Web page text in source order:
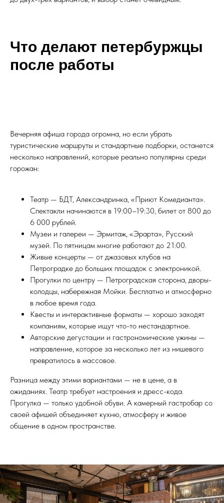
Что делают петербуржцы
после работы
Вечерняя афиша города огромна, но если убрать
туристические маршруты и стандартные подборки, останется
несколько направлений, которые реально популярны среди
горожан:
Театр — БДТ, Александринка, «Приют Комедианта».
Спектакли начинаются в 19:00–19:30, билет от 800 до
6 000 рублей.
Музеи и галереи — Эрмитаж, «Эрарта», Русский
музей. По пятницам многие работают до 21:00.
Живые концерты — от джазовых клубов на
Петроградке до больших площадок с электроникой.
Прогулки по центру — Петроградская сторона, дворы-
колодцы, набережная Мойки. Бесплатно и атмосферно
в любое время года.
Квесты и интерактивные форматы — хорошо заходят
компаниям, которые ищут что-то нестандартное.
Авторские дегустации и гастрономические ужины —
направление, которое за несколько лет из нишевого
превратилось в массовое.
Разница между этими вариантами — не в цене, а в
ожиданиях. Театр требует настроения и дресс-кода.
Прогулка — только удобной обуви. А камерный гастробар со
своей афишей объединяет кухню, атмосферу и живое
общение в одном пространстве.